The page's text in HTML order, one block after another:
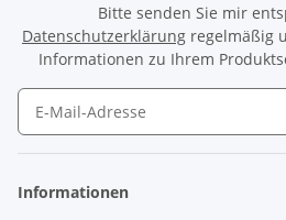
Bitte senden Sie mir
Datenschutzerklärung regelmäßig
Informationen zu Ihrem
Informationen